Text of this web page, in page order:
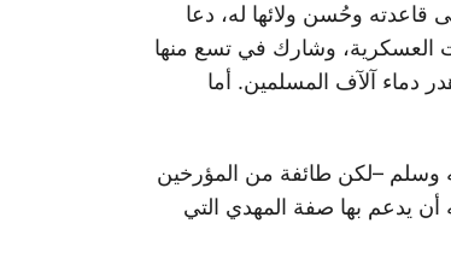
قاعدته وحُسن ولائها له، دعا
العسكرية، وشارك في تسع منها
دماء آلآف المسلمين. أما
وسلم –لكن طائفة من المؤرخين
أن يدعم بها صفة المهدي التي